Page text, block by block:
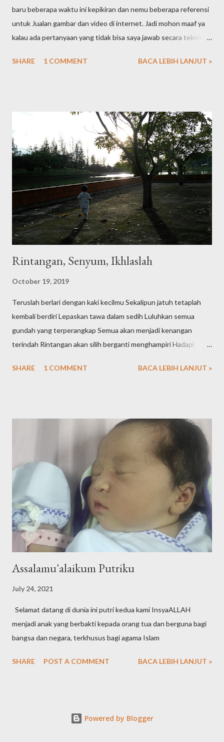
baru beberapa waktu ini kepikiran dan nemu beberapa referensi
untuk Jualan gambar dan video di internet. Jadi mohon maaf ya
kalau ada pertanyaan yang tidak bisa saya jawab secara teknis
ternyata memori di handphone itu kok cepat banget habisnya.
nya yang full. Alhasil mulailah ngorek-ngorek file lama yang mana
tau bisa dibuang untuk menghemat space harddisk. Diliatin satu
per satu gambar sama video lama, pengen dihapus sayang tapi
kalau ga dihapus jadi sampah. Nah dari sinilah mulai kepikiran
kenapa ga di-upload aja ke internet, ke cloud gitu, biar nantinya
bisa dibuka kapan aja dan dimana saja. Pertanyaan selanjutnya
kan sayang juga gambar-gambar yang sifatnya tidak priva...
SHARE 1 COMMENT BACA LEBIH LANJUT »
Rintangan, Senyum, Ikhlaslah
October 19, 2019
Teruslah berlari dengan kaki kecilmu Sekalipun jatuh tetaplah
kembali berdiri Lepaskan tawa dalam sedih Luluhkan semua
gundah yang terperangkap Semua akan menjadi kenangan
terindah Rintangan akan silih berganti menghampiri Hadapi
SHARE
1 COMMENT BACA LEBIH LANJUT »
Assalamu'alaikum Putriku
July 24, 2021
Selamat datang di dunia ini putri kedua kami InsyaALLAH
menjadi anak yang berbakti kepada orang tua dan berguna bagi
bangsa dan negara, terkhusus bagi agama Islam
SHARE POST A COMMENT BACA LEBIH LANJUT »
Powered by Blogger